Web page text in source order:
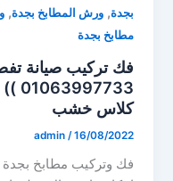
بجدة,ورش المطابخ بجدة,
مطابخ بجدة
فك تركيب صيانة
كلاس خشب
admin /16/08/2022
فك وتركيب مطابخ